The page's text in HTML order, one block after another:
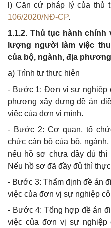
l) Căn cứ pháp lý của thủ
106/2020/NĐ-CP.
1.1.2. Thủ tục hành
lượng người làm việc
của bộ, ngành, địa phương
a) Trình tự thực hiện
- Bước 1: Đơn vị sự nghiệp
phương xây dựng đề án
việc của đơn vị mình.
- Bước 2: Cơ quan, tổ
chức cán bộ của bộ,
nếu hồ sơ chưa đầy đủ
Nếu hồ sơ đã đầy đủ thì
- Bước 3: Thẩm định đề án
việc của đơn vị sự nghiệp
- Bước 4: Tổng hợp đề án
việc của đơn vị sự nghiệp